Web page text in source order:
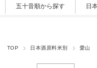
五十音順から探す 日
TOP 日本酒原料米別 愛山